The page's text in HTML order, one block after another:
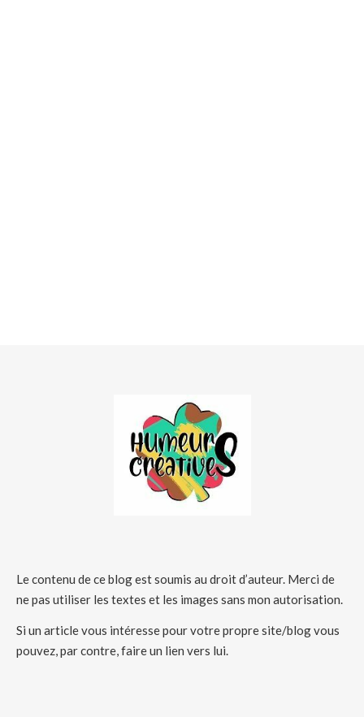
Le contenu de ce blog est soumis au droit d’auteur. Merci de
ne pas utiliser les textes et les images sans mon autorisation.
Si un article vous intéresse pour votre propre site/blog vous
pouvez, par contre, faire un lien vers lui.